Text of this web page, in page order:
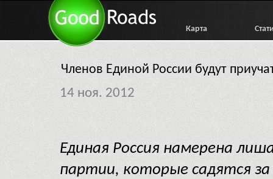
Карта
Членов Единой России будут
14 ноя. 2012
Единая Россия намерена
партии, которые садятся за